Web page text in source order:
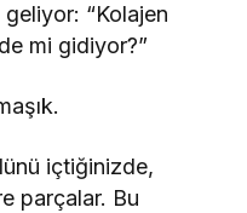
“Kolajen
mi gidiyor?”
içtiğinizde,
parçalar. Bu